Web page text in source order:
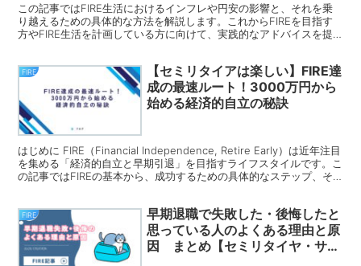
この記事ではFIRE生活におけるインフレや円安の影響と、それを乗
り越えるための具体的な方法を解説します。これからFIREを目指す
方やFIRE生活を計画している方に向けて、実践的なアドバイスを提
FIRE
【セミリタイアは楽しい】FIRE達
成の最速ルート！3000万円から
始める経済的自立の秘訣
はじめに FIRE（Financial Independence, Retire Early）は近年注目
を集める「経済的自立と早期引退」を目指すライフスタイルです。こ
の記事ではFIREの基本から、成功するための具体的なステップ、そ
FIRE
早期退職で失敗した・後悔したと
思っている人のよくある理由と原
因 まとめ【セミリタイヤ・サイ